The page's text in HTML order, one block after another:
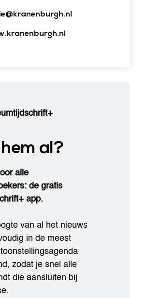
al?
alle
de gratis
app.
van al het nieuws
in de meest
zodat je snel alle
die aansluiten bij